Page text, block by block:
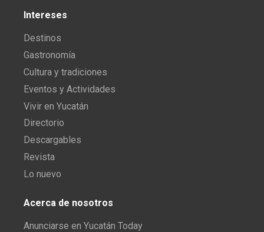
Intereses
Destinos
Gastronomía
Cultura y tradiciones
Eventos y Actividades
Vivir en Yucatán
Directorio
Descargables
Revista
Lo nuevo
Acerca de nosotros
Anunciarse en Yucatán Today